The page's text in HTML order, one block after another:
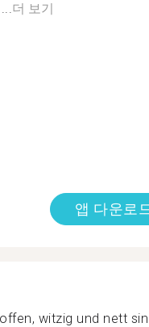
더 보기
앱 다운로
witzig und nett